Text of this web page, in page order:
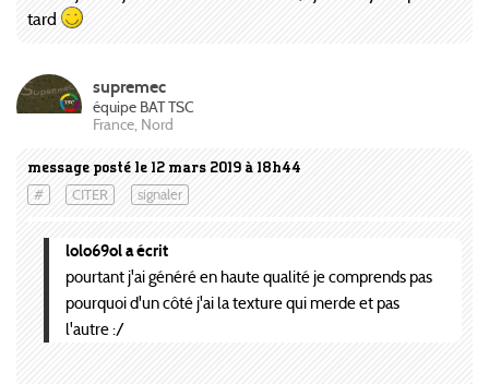
tard
message posté le 12 mars 2019 à 18h44
# CITER signaler
supremec
équipe BAT TSC
France, Nord
lolo69ol a écrit
pourtant j'ai généré en haute qualité je comprends pas
pourquoi d'un côté j'ai la texture qui merde et pas
l'autre :/